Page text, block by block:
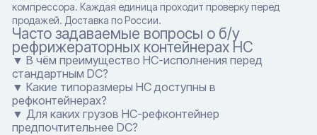
компрессора. Каждая единица проходит проверку перед
продажей. Доставка по России.
Часто задаваемые вопросы о б/у
рефрижераторных контейнерах HC
▼ В чём преимущество HC-исполнения перед
стандартным DC?
▼ Какие типоразмеры HC доступны в
рефконтейнерах?
▼ Для каких грузов HC-рефконтейнер
предпочтительнее DC?